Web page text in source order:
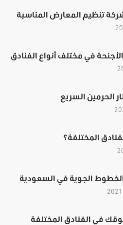
تنظيم المعارض المناسبة
في مختلف أنواع الفنادق
الحرمين السريع
المختلفة؟
الجوية في السعودية
في الفنادق المختلفة